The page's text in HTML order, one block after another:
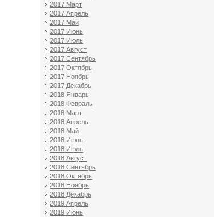
2017 Март
2017 Апрель
2017 Май
2017 Июнь
2017 Июль
2017 Август
2017 Сентябрь
2017 Октябрь
2017 Ноябрь
2017 Декабрь
2018 Январь
2018 Февраль
2018 Март
2018 Апрель
2018 Май
2018 Июнь
2018 Июль
2018 Август
2018 Сентябрь
2018 Октябрь
2018 Ноябрь
2018 Декабрь
2019 Апрель
2019 Июнь